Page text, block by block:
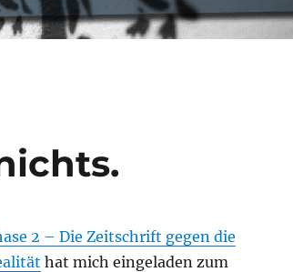
2 – Die Zeitschrift gegen die
hat mich eingeladen zum